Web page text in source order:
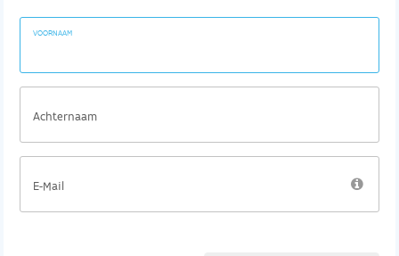
VOORNAAM
Achternaam
E-Mail